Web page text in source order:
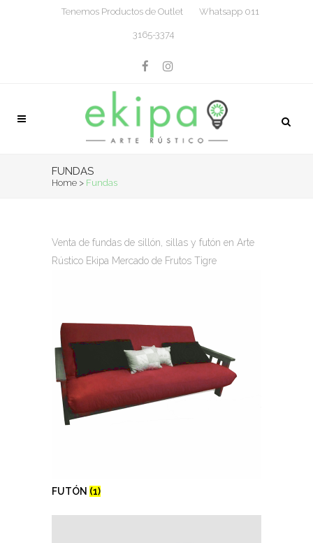
Tenemos Productos de Outlet Whatsapp 011
3165-3374
FUNDAS
Home > Fundas
Venta de fundas de sillón, sillas y futón en Arte
Rústico Ekipa Mercado de Frutos Tigre
FUTÓN (1)